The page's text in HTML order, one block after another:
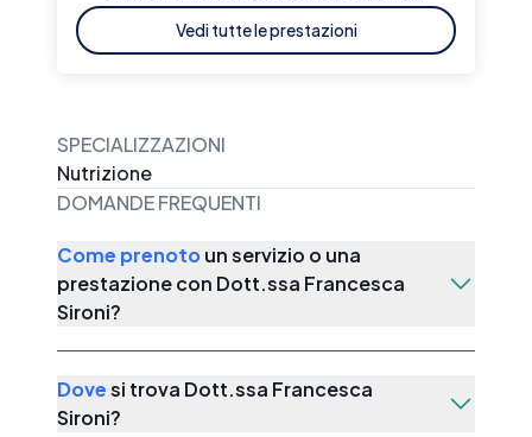
Vedi tutte le prestazioni
SPECIALIZZAZIONI
Nutrizione
DOMANDE FREQUENTI
Come prenotoun servizio o una
prestazione con Dott.ssa Francesca
Sironi?
Dovesi trova Dott.ssa Francesca
Sironi?